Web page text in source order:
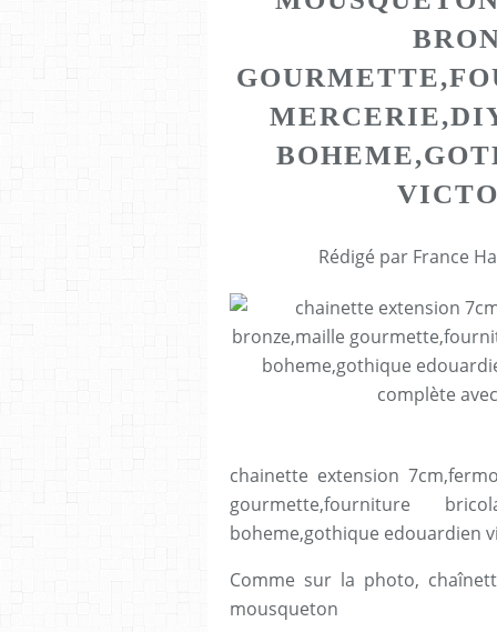
Rédigé par France
chainette extension
gourmette,fourniture
boheme,gothique edouardien
Comme sur la photo,
mousqueton